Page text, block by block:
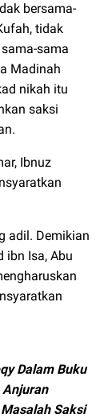
bersama-
tidak
sama
Madinah
nikah itu
saksi
Ibnuz
adil. Demikian
ibn Isa, Abu
Dalam Buku
Saksi